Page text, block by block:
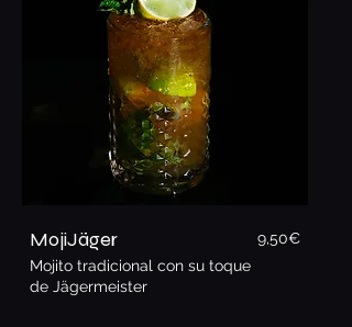
MojiJäger
9,50€
Mojito tradicional con su toque
de Jägermeister